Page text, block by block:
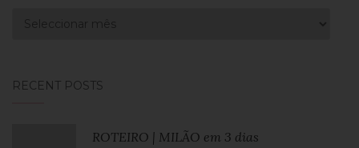
RECENT POSTS
ROTEIRO | MILÃO em 3 dias